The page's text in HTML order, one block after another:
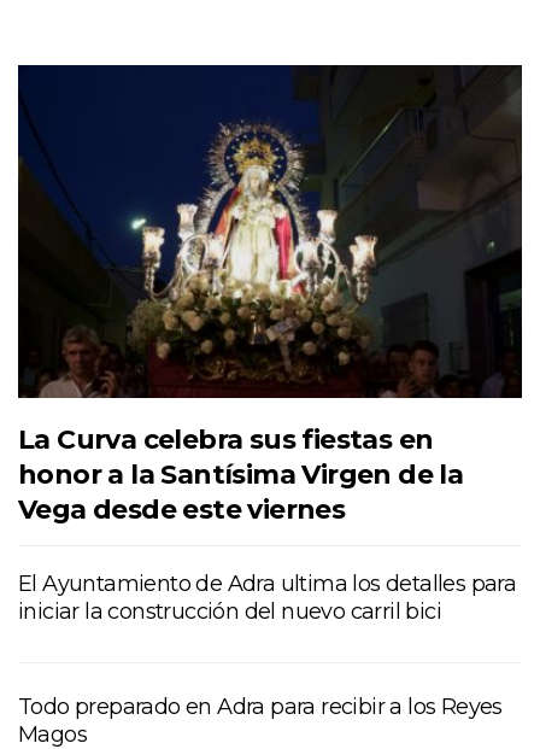
La Curva celebra sus fiestas en
honor a la Santísima Virgen de la
Vega desde este viernes
El Ayuntamiento de Adra ultima los detalles para
iniciar la construcción del nuevo carril bici
Todo preparado en Adra para recibir a los Reyes
Magos